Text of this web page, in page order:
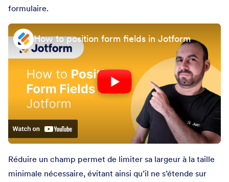
formulaire.
How to position form fields in Jotform
Réduire un champ permet de limiter sa largeur à la taille
minimale nécessaire, évitant ainsi qu’il ne s’étende sur